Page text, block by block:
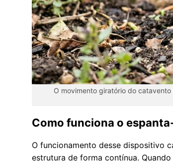
O movimento giratório do
Como funciona o
O funcionamento desse dispositivo
estrutura de forma contínua.